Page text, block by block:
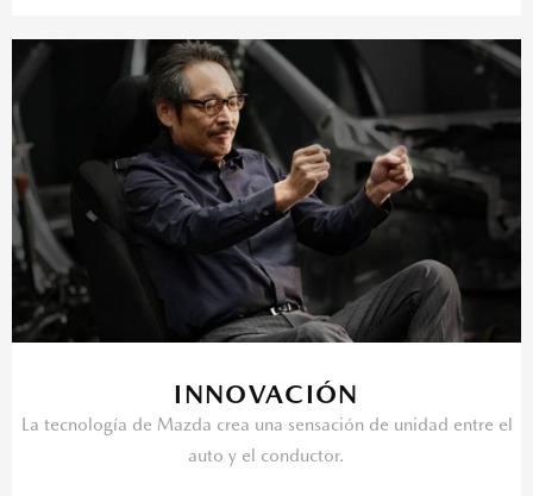
INNOVACIÓN
La tecnología de Mazda crea una sensación de unidad entre el
auto y el conductor.